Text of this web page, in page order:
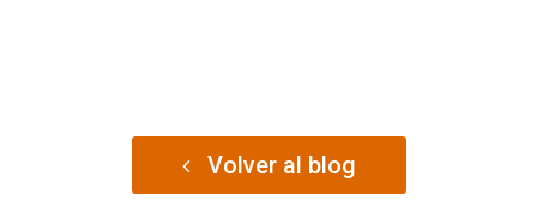
Volver al blog